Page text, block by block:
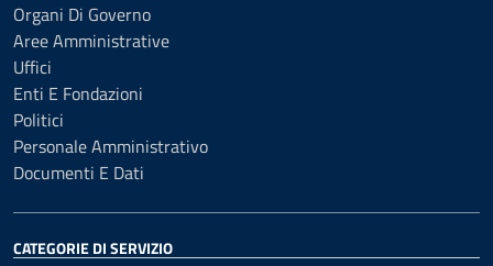
Organi Di Governo
Aree Amministrative
Uffici
Enti E Fondazioni
Politici
Personale Amministrativo
Documenti E Dati
CATEGORIE DI SERVIZIO